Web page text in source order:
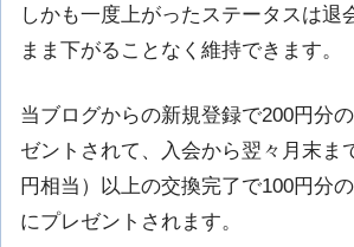
しかも一度上がったステータスは退
まま下がることなく維持できます。
当ブログからの新規登録で200円分
ゼントされて、入会から翌々月末ま
円相当）以上の交換完了で100円分
にプレゼントされます。